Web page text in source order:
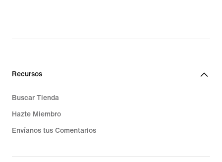
Recursos
Buscar Tienda
Hazte Miembro
Envíanos tus Comentarios